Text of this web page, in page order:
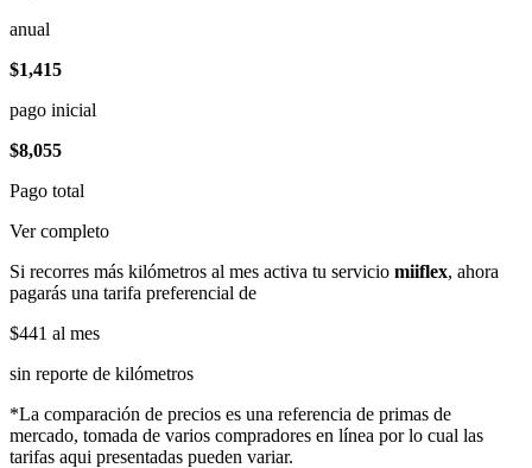
anual
$1,415
pago inicial
$8,055
Pago total
Ver completo
Si recorres más kilómetros al mes activa tu servicio miiflex, ahora
pagarás una tarifa preferencial de
$441 al mes
sin reporte de kilómetros
*La comparación de precios es una referencia de primas de
mercado, tomada de varios compradores en línea por lo cual las
tarifas aqui presentadas pueden variar.